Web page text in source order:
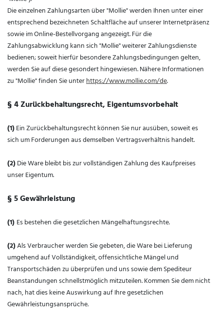
Die einzelnen Zahlungsarten über "Mollie" werden Ihnen unter einer
entsprechend bezeichneten Schaltfläche auf unserer Internetpräsenz
sowie im Online-Bestellvorgang angezeigt. Für die
Zahlungsabwicklung kann sich "Mollie" weiterer Zahlungsdienste
bedienen; soweit hierfür besondere Zahlungsbedingungen gelten,
werden Sie auf diese gesondert hingewiesen. Nähere Informationen
zu "Mollie" finden Sie unterhttps://www.mollie.com/de.
§ 4 Zurückbehaltungsrecht, Eigentumsvorbehalt
(1)Ein Zurückbehaltungsrecht können Sie nur ausüben, soweit es
sich um Forderungen aus demselben Vertragsverhältnis handelt.
(2)Die Ware bleibt bis zur vollständigen Zahlung des Kaufpreises
unser Eigentum.
§ 5 Gewährleistung
(1) Es bestehen die gesetzlichen Mängelhaftungsrechte.
(2)Als Verbraucher werden Sie gebeten, die Ware bei Lieferung
umgehend auf Vollständigkeit, offensichtliche Mängel und
Transportschäden zu überprüfen und uns sowie dem Spediteur
Beanstandungen schnellstmöglich mitzuteilen. Kommen Sie dem nicht
nach, hat dies keine Auswirkung auf Ihre gesetzlichen
Gewährleistungsansprüche.